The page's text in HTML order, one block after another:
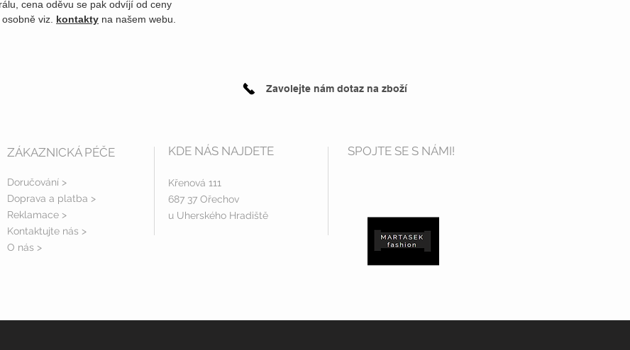
cena oděvu se pak odvíjí od ceny
viz. kontakty na našem webu.
Zavolejte nám dotaz na zboží
ZÁKAZNICKÁ PÉČE
Doručování >
Doprava a platba >
Reklamace >
Kontaktujte nás >
O nás >
KDE NÁS NAJDETE
Křenová 111
687 37 Ořechov
u Uherského Hradiště
SPOJTE SE S NÁMI!